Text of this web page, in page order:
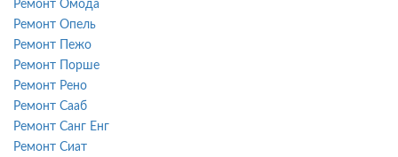
Ремонт Омода
Ремонт Опель
Ремонт Пежо
Ремонт Порше
Ремонт Рено
Ремонт Сааб
Ремонт Санг Енг
Ремонт Сиат